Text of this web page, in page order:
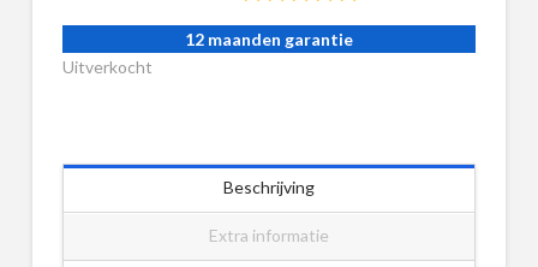
12 maanden garantie
Uitverkocht
Beschrijving
Extra informatie